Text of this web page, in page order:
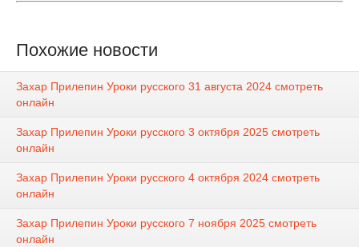
Похожие новости
Захар Прилепин Уроки русского 31 августа 2024 смотреть
онлайн
Захар Прилепин Уроки русского 3 октября 2025 смотреть
онлайн
Захар Прилепин Уроки русского 4 октября 2024 смотреть
онлайн
Захар Прилепин Уроки русского 7 ноября 2025 смотреть
онлайн